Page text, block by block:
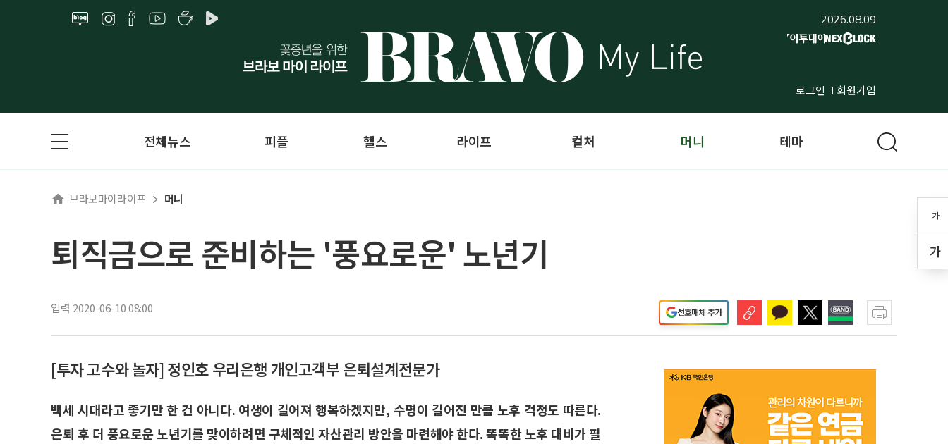
2026.08.09
로그인 회원가입
가
가
전체뉴스 피플 헬스 라이프 컬처 머니 테마
브라보마이라이프 머니
퇴직금으로 준비하는 '풍요로운' 노년기
입력 2020-06-10 08:00 선호매체 추가
[투자 고수와 놀자] 정인호 우리은행 개인고객부 은퇴설계전문가
백세 시대라고 좋기만 한 건 아니다. 여생이 길어져 행복하겠지만, 수명이 길어진 만큼 노후 걱정도 따른다.
은퇴 후 더 풍요로운 노년기를 맞이하려면 구체적인 자산관리 방안을 마련해야 한다. 똑똑한 노후 대비가 필